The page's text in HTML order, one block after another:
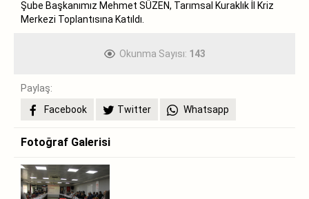
Şube Başkanımız Mehmet SÜZEN, Tarımsal Kuraklık İl Kriz
Merkezi Toplantısına Katıldı.
Okunma Sayısı: 143
Paylaş:
Facebook
Twitter Whatsapp
Fotoğraf Galerisi